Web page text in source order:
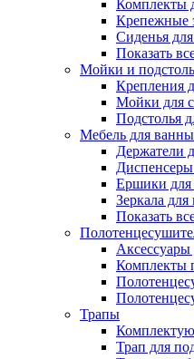
Комплекты
Крепежные
Сиденья
Показать
Мойки и
Крепления
Мойки для
Подстолья
Мебель для
Держатели
Ершики для
Зеркала для
Показать
Аксессуары
Комплекты
Трапы
Трап для